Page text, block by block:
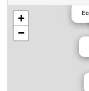
+
−